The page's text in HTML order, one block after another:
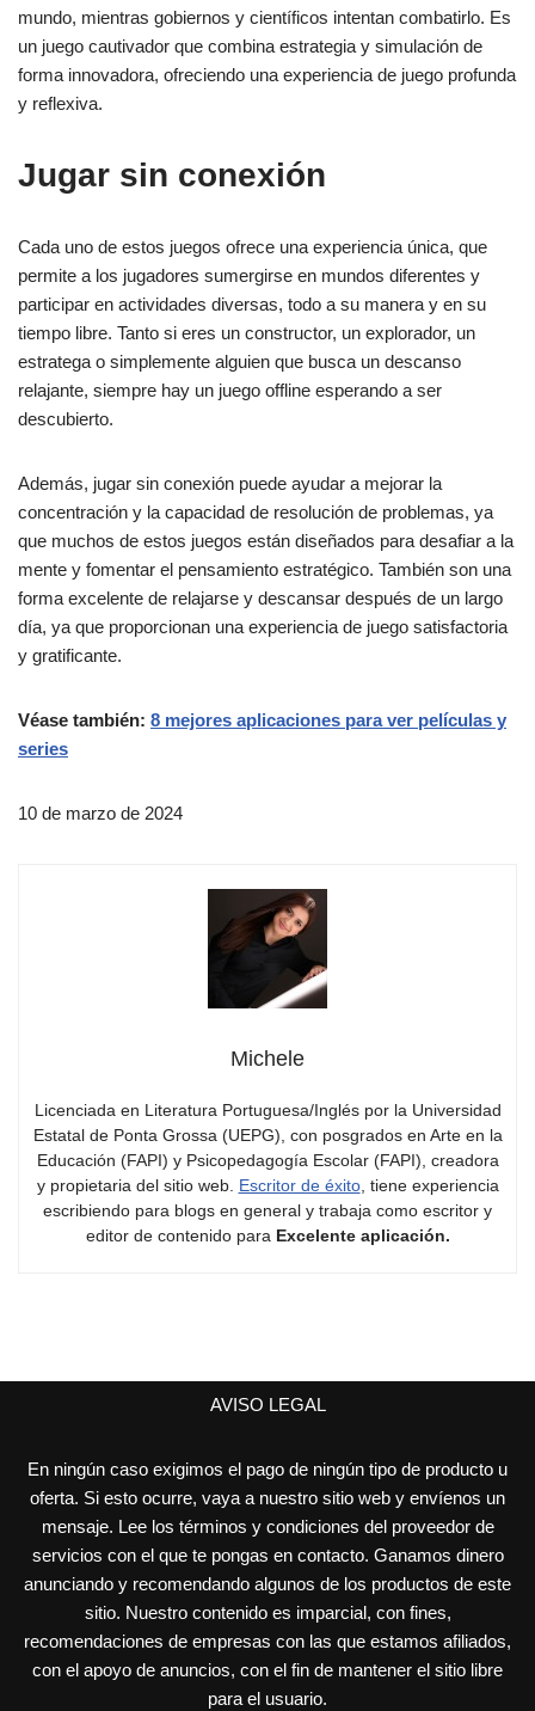
mundo, mientras gobiernos y científicos intentan combatirlo. Es
un juego cautivador que combina estrategia y simulación de
forma innovadora, ofreciendo una experiencia de juego profunda
y reflexiva.
Jugar sin conexión
Cada uno de estos juegos ofrece una experiencia única, que
permite a los jugadores sumergirse en mundos diferentes y
participar en actividades diversas, todo a su manera y en su
tiempo libre. Tanto si eres un constructor, un explorador, un
estratega o simplemente alguien que busca un descanso
relajante, siempre hay un juego offline esperando a ser
descubierto.
Además, jugar sin conexión puede ayudar a mejorar la
concentración y la capacidad de resolución de problemas, ya
que muchos de estos juegos están diseñados para desafiar a la
mente y fomentar el pensamiento estratégico. También son una
forma excelente de relajarse y descansar después de un largo
día, ya que proporcionan una experiencia de juego satisfactoria
y gratificante.
Véase también: 8 mejores aplicaciones para ver películas y
series
10 de marzo de 2024
Michele
Licenciada en Literatura Portuguesa/Inglés por la Universidad
Estatal de Ponta Grossa (UEPG), con posgrados en Arte en la
Educación (FAPI) y Psicopedagogía Escolar (FAPI), creadora
y propietaria del sitio web. Escritor de éxito, tiene experiencia
escribiendo para blogs en general y trabaja como escritor y
editor de contenido para Excelente aplicación.
AVISO LEGAL
En ningún caso exigimos el pago de ningún tipo de producto u
oferta. Si esto ocurre, vaya a nuestro sitio web y envíenos un
mensaje. Lee los términos y condiciones del proveedor de
servicios con el que te pongas en contacto. Ganamos dinero
anunciando y recomendando algunos de los productos de este
sitio. Nuestro contenido es imparcial, con fines,
recomendaciones de empresas con las que estamos afiliados,
con el apoyo de anuncios, con el fin de mantener el sitio libre
para el usuario.